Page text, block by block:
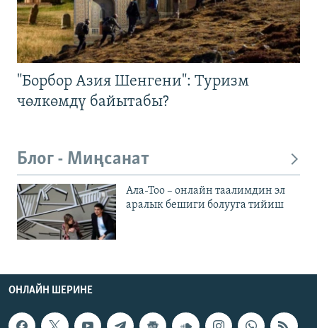
"Борбор Азия Шенгени": Туризм
чөлкөмдү байытабы?
Блог - Миңсанат
Ала-Тоо – онлайн таалимдин эл
аралык бешиги болууга тийиш
ОНЛАЙН ШЕРИНЕ